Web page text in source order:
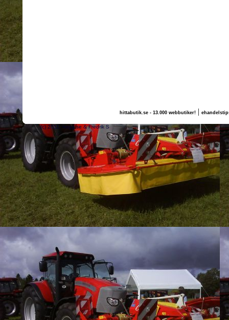
hittabutik.se - 13.000 webbutiker!|
(c) 2011, nogg.se & Fredrik S